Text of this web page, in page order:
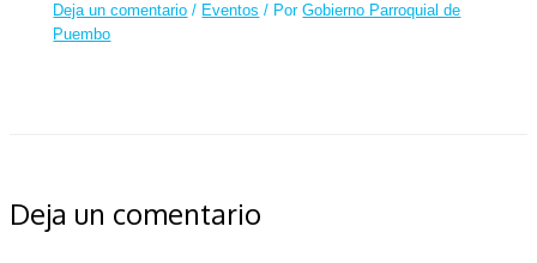
Deja un comentario / Eventos / PorGobierno Parroquial de
Puembo
Deja un comentario